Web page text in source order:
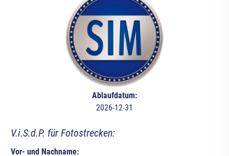
Ablaufdatum:
2026-12-31
V.i.S.d.P. für Fotostrecken:
Vor- und Nachname: